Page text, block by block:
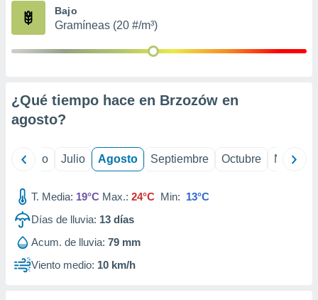
publicidad
1199
Bajo
Gramíneas (20 #/m³)
¿Qué tiempo hace en Brzozów en
agosto?
Junio Julio Agosto Septiembre Octubre
T. Media: 19°C Max.: 24°C Min: 13°C
Días de lluvia: 13 días
Acum. de lluvia: 79 mm
Viento medio: 10 km/h